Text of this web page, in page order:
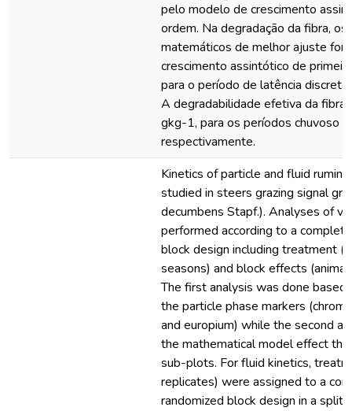
pelo modelo de crescimento
ordem. Na degradação da fibra,
matemáticos de melhor ajuste
crescimento assintótico de
para o período de latência discreta
A degradabilidade efetiva da
gkg-1, para os períodos chuvoso e
respectivamente.
Kinetics of particle and fluid
studied in steers grazing signal
decumbens Stapf.). Analyses of
performed according to a
block design including treatment
seasons) and block effects
The first analysis was done
the particle phase markers
and europium) while the second
the mathematical model effect
sub-plots. For fluid kinetics,
replicates) were assigned to a
randomized block design in a